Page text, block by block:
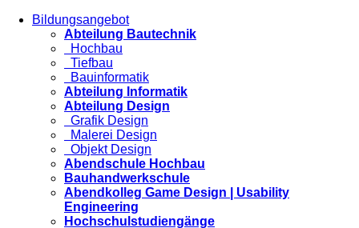
Bildungsangebot
Abteilung Bautechnik
Hochbau
Tiefbau
Bauinformatik
Abteilung Informatik
Abteilung Design
Grafik Design
Malerei Design
Objekt Design
Abendschule Hochbau
Bauhandwerkschule
Abendkolleg Game Design | Usability
Engineering
Hochschulstudiengänge